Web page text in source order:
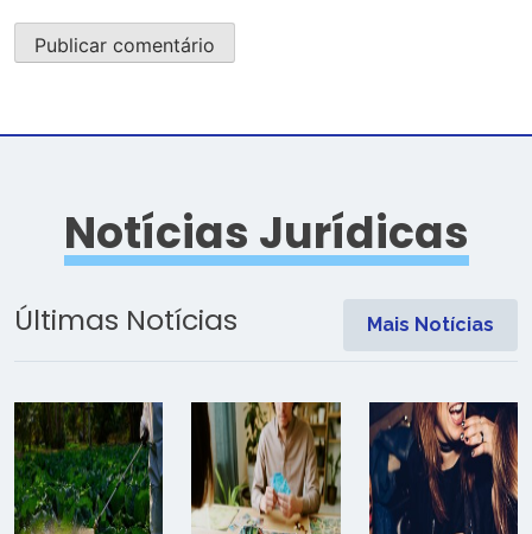
Notícias Jurídicas
Últimas Notícias Mais Notícias